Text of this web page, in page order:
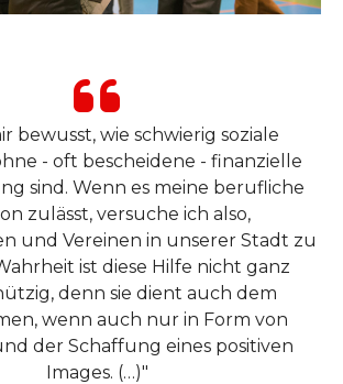
bewusst, wie schwierig soziale
- oft bescheidene - finanzielle
sind. Wenn es meine berufliche
zulässt, versuche ich also,
und Vereinen in unserer Stadt zu
ist diese Hilfe nicht ganz
denn sie dient auch dem
wenn auch nur in Form von
der Schaffung eines positiven
Images. (…)"